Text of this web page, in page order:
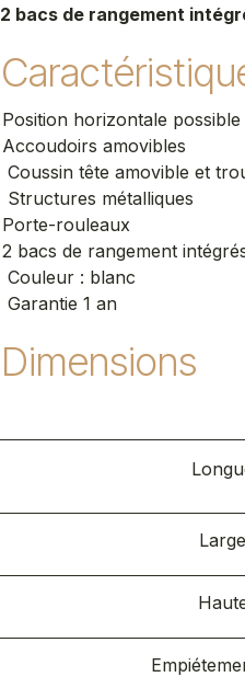
2 bacs de rangement
Position horizontale possible
Accoudoirs amovibles
Coussin tête amovible et
Structures métalliques
Porte-rouleaux
2 bacs de rangement
Couleur : blanc ​
Garantie 1 an
Dimensions